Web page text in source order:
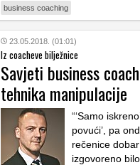
business coaching
23.05.2018. (01:01)
Iz coacheve bilježnice
Savjeti business
tehnika manipulacije
“‘Samo
povući’, pa
rečenice
izgovoreno